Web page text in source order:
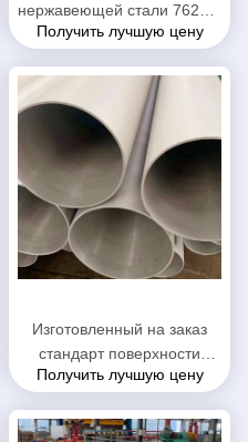
нержавеющей стали 762мм
ОД безшовный, труба Сс
Получить лучшую цену
Изготовленный на заказ
стандарт поверхности
ДЖИС Г3459 трубы
ровный чувствительный
Получить лучшую цену